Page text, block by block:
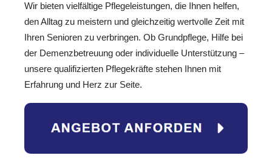
Wir bieten vielfältige Pflegeleistungen, die Ihnen helfen,
den Alltag zu meistern und gleichzeitig wertvolle Zeit mit
Ihren Senioren zu verbringen. Ob Grundpflege, Hilfe bei
der Demenzbetreuung oder individuelle Unterstützung –
unsere qualifizierten Pflegekräfte stehen Ihnen mit
Erfahrung und Herz zur Seite.